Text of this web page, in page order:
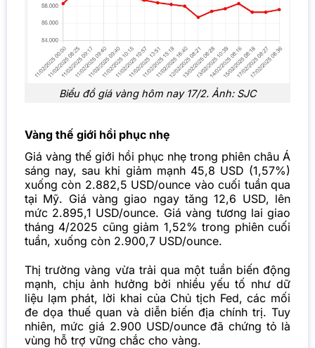
Biểu đồ giá vàng hôm nay 17/2. Ảnh: SJC
Vàng thế giới hồi phục nhẹ
Giá vàng thế giới hồi phục nhẹ trong phiên châu Á
sáng nay, sau khi giảm mạnh 45,8 USD (1,57%)
xuống còn 2.882,5 USD/ounce vào cuối tuần qua
tại Mỹ. Giá vàng giao ngay tăng 12,6 USD, lên
mức 2.895,1 USD/ounce. Giá vàng tương lai giao
tháng 4/2025 cũng giảm 1,52% trong phiên cuối
tuần, xuống còn 2.900,7 USD/ounce.
Thị trường vàng vừa trải qua một tuần biến động
mạnh, chịu ảnh hưởng bởi nhiều yếu tố như dữ
liệu lạm phát, lời khai của Chủ tịch Fed, các mối
đe dọa thuế quan và diễn biến địa chính trị. Tuy
nhiên, mức giá 2.900 USD/ounce đã chứng tỏ là
vùng hỗ trợ vững chắc cho vàng.